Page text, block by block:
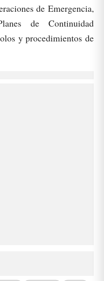
de Emergencia,
de Continuidad
y procedimientos de